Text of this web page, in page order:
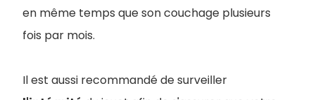
en même temps que son couchage plusieurs
fois par mois.
Il est aussi recommandé de surveiller